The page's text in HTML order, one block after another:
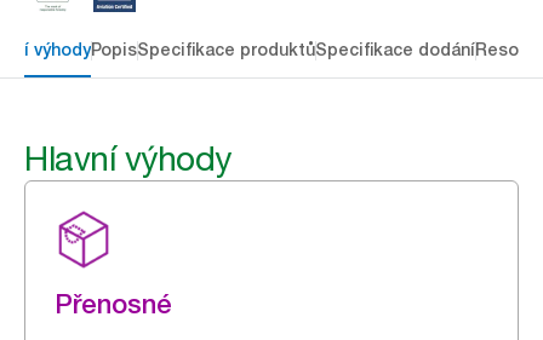
výhodyPopisSpecifikace produktůSpecifikace dodání
Hlavní výhody
Přenosné